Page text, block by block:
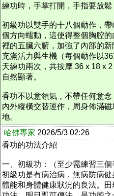
練功時，手掌打開，手指要放鬆
初級功以雙手的十八個動作，
個方向蠕動，這使得整個胸腔
裡的五臟六腑，加強了內部的
充滿活力與生機（每個動作以
天練功兩次，共按摩 36 x 18 x
自然顯著。
香功不以意領氣，不帶任何意念
內外縱橫交替運作，周身佈滿
地。
哈佛專家 2026/5/3 02:26
香功的功法介紹
一、初級功：（至少需練習三個
初級功是有病治病，無病防病
體能和身體健康狀況的良法。